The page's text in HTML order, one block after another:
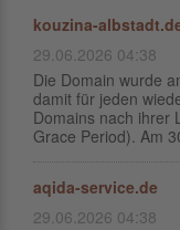
kouzina-
29.06.2026 04:38
Die Domain wurde
damit für jeden
Domains nach ihrer
Grace Period). Am
aqida-service.de
29.06.2026 04:38